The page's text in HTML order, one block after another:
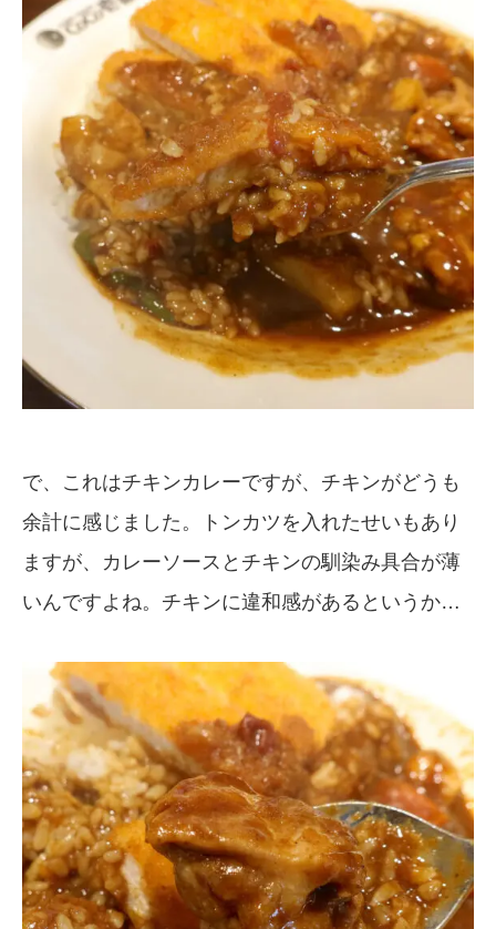
で、これはチキンカレーですが、チキンがどうも
余計に感じました。トンカツを入れたせいもあり
ますが、カレーソースとチキンの馴染み具合が薄
いんですよね。チキンに違和感があるというか…